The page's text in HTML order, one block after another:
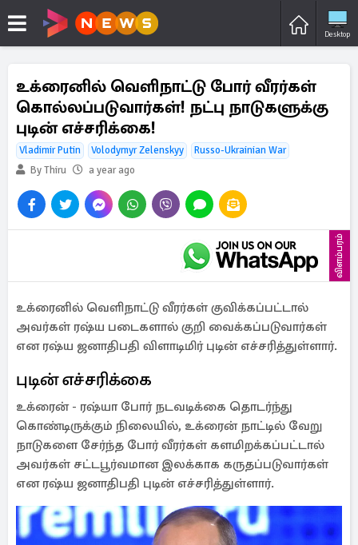
Desktop
உக்ரைனில் வெளிநாட்டு போர் வீரர்கள்
கொல்லப்படுவார்கள்! நட்பு நாடுகளுக்கு
புடின் எச்சரிக்கை!
Vladimir Putin Volodymyr Zelenskyy
Russo-Ukrainian War
By Thiru
a year ago
விளம்பரம்
உக்ரைனில் வெளிநாட்டு வீரர்கள் குவிக்கப்பட்டால்
அவர்கள் ரஷ்ய படைகளால் குறி வைக்கப்படுவார்கள்
என ரஷ்ய ஜனாதிபதி விளாடிமிர் புடின் எச்சரித்துள்ளார்.
புடின் எச்சரிக்கை
உக்ரைன் - ரஷ்யா போர் நடவடிக்கை தொடர்ந்து
கொண்டிருக்கும் நிலையில், உக்ரைன் நாட்டில் வேறு
நாடுகளை சேர்ந்த போர் வீரர்கள் களமிறக்கப்பட்டால்
அவர்கள் சட்டபூர்வமான இலக்காக கருதப்படுவார்கள்
என ரஷ்ய ஜனாதிபதி புடின் எச்சரித்துள்ளார்.